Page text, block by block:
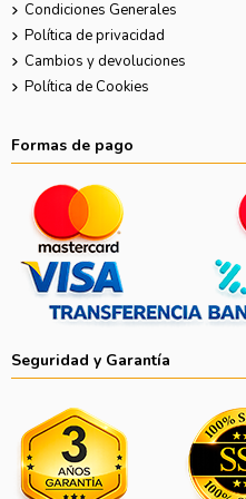
Condiciones Generales
Política de privacidad
Cambios y devoluciones
Política de Cookies
Formas de pago
Seguridad y Garantía